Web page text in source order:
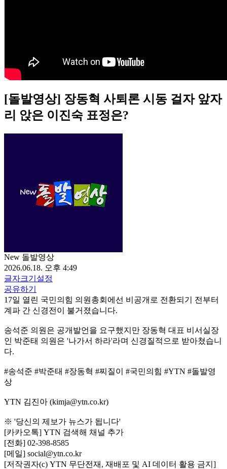
[돌발영상] 장동혁 사퇴론 시동 걸자 앞자
리 앉은 이진숙 표정은?
New 돌발영상
2026.06.18. 오후 4:49
글자크기설정
공유하기
17일 열린 국민의힘 의원총회에선 비공개로 전환되기 전부터
계파 간 신경전이 불거졌습니다.
송석준 의원은 공개발언을 요구했지만 장동혁 대표 비서실장
인 박준태 의원은 '나가서 하라'라며 신경질적으로 받아쳤습니
다.
#송석준 #박준태 #장동혁 #찌질이 #국민의힘 #YTN #돌발영
상
YTN 김진아 (kimja@ytn.co.kr)
※ '당신의 제보가 뉴스가 됩니다'
[카카오톡] YTN 검색해 채널 추가
[전화] 02-398-8585
[메일] social@ytn.co.kr
[저작권자(c) YTN 무단전재, 재배포 및 AI 데이터 활용 금지]